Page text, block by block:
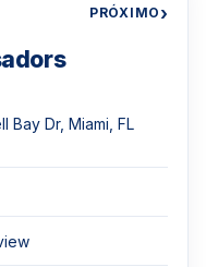
PRÓXIMO›
Bay Dr, Miami, FL